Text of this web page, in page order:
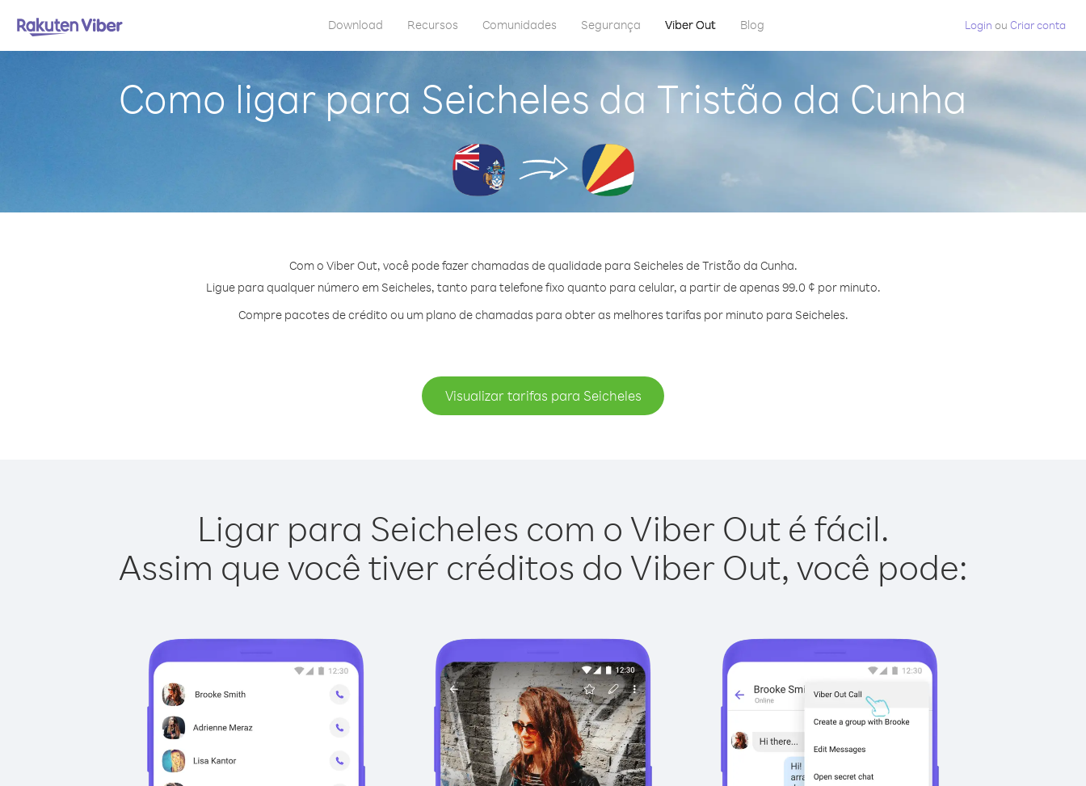
Download Recursos Comunidades Segurança Viber Out Blog Login ou Criar conta
Como ligar para Seicheles da Tristão da Cunha
Com o Viber Out, você pode fazer chamadas de qualidade para Seicheles de Tristão da Cunha.
Ligue para qualquer número em Seicheles, tanto para telefone fixo quanto para celular, a partir de apenas 99.0 ¢ por minuto.
Compre pacotes de crédito ou um plano de chamadas para obter as melhores tarifas por minuto para Seicheles.
Visualizar tarifas para Seicheles
Ligar para Seicheles com o Viber Out é fácil.
Assim que você tiver créditos do Viber Out, você pode: